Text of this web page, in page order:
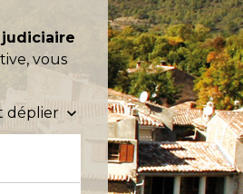
vous
déplier keyboard_arrow_down